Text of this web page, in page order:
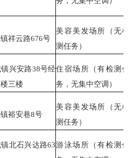
祥云路676号
美容美发场所（无检
测任务）
兴安路38号经
三楼
住宿场所（有检测任
务，无集中空调）
裕安巷8号
美容美发场所（无检
测任务）
镇北石兴达路63游泳场所（有检测任